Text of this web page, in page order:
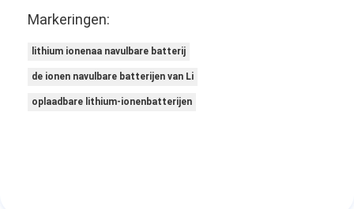
Markeringen:
lithium ionenaa navulbare batterij
de ionen navulbare batterijen van Li
oplaadbare lithium-ionenbatterijen